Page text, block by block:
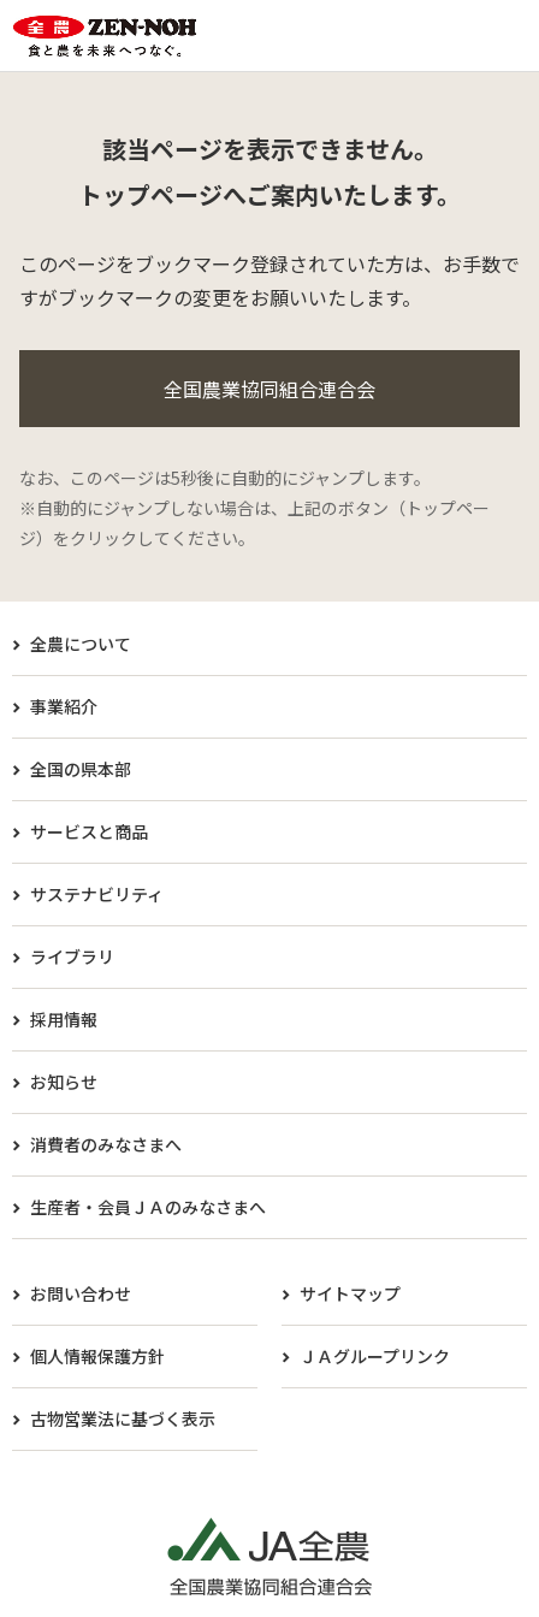
該当ページを表示できません。
トップページへご案内いたします。
このページをブックマーク登録されていた方は、 お手数で
すがブックマークの変更をお願いいたします。
全国農業協同組合連合会
なお、このページは5秒後に自動的にジャンプします。
※自動的にジャンプしない場合は、上記のボタン（トップペー
ジ）をクリックしてください。
全農について
事業紹介
全国の県本部
サービスと商品
サステナビリティ
ライブラリ
採用情報
お知らせ
消費者のみなさまへ
生産者・会員ＪＡのみなさまへ​
お問い合わせ サイトマップ
個人情報保護方針 ＪＡグループリンク
古物営業法に基づく表示